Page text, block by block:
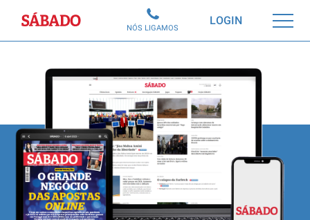
Sábado LOGIN
NÓS LIGAMOS